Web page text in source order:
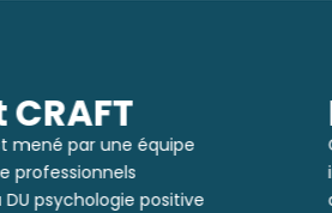
mené par une équipe
professionnels
psychologie positive